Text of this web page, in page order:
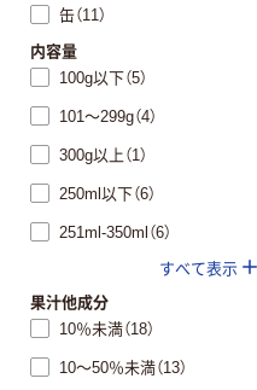
缶（11）
内容量
100g以下（5）
101～299g（4）
300g以上（1）
250ml以下（6）
251ml-350ml（6）
すべて表示
果汁他成分
10％未満（18）
10～50％未満（13）